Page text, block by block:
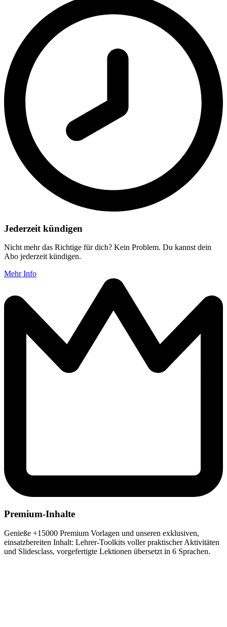
Jederzeit kündigen
Nicht mehr das Richtige für dich? Kein Problem. Du kannst dein
Abo jederzeit kündigen.
Mehr Info
Premium-Inhalte
Genieße +15000 Premium Vorlagen und unseren exklusiven,
einsatzbereiten Inhalt: Lehrer-Toolkits voller praktischer Aktivitäten
und Slidesclass, vorgefertigte Lektionen übersetzt in 6 Sprachen.